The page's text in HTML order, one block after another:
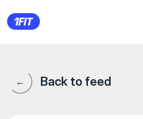
Всем салем!
← Back to feed